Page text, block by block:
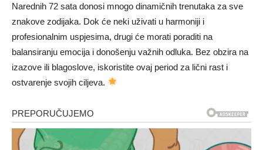
Narednih 72 sata donosi mnogo dinamičnih trenutaka za sve
znakove zodijaka. Dok će neki uživati u harmoniji i
profesionalnim uspjesima, drugi će morati poraditi na
balansiranju emocija i donošenju važnih odluka. Bez obzira na
izazove ili blagoslove, iskoristite ovaj period za lični rast i
ostvarenje svojih ciljeva.